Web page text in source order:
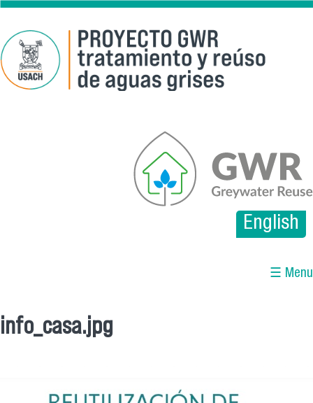
Pasar al contenido principal
English
☰ Menu
Se encuentra usted aquí
info_casa.jpg